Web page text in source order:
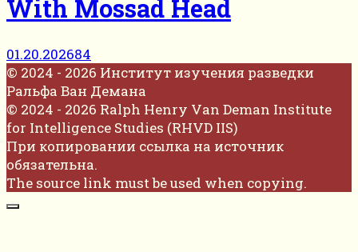
With Mossad Head
01.20.202684
© 2024 - 2026 Институт изучения разведки
Ральфа Ван Демана
© 2024 - 2026 Ralph Henry Van Deman Institute
for Intelligence Studies (RHVD IIS)
При копировании ссылка на источник
обязательна.
The source link must be used when copying.